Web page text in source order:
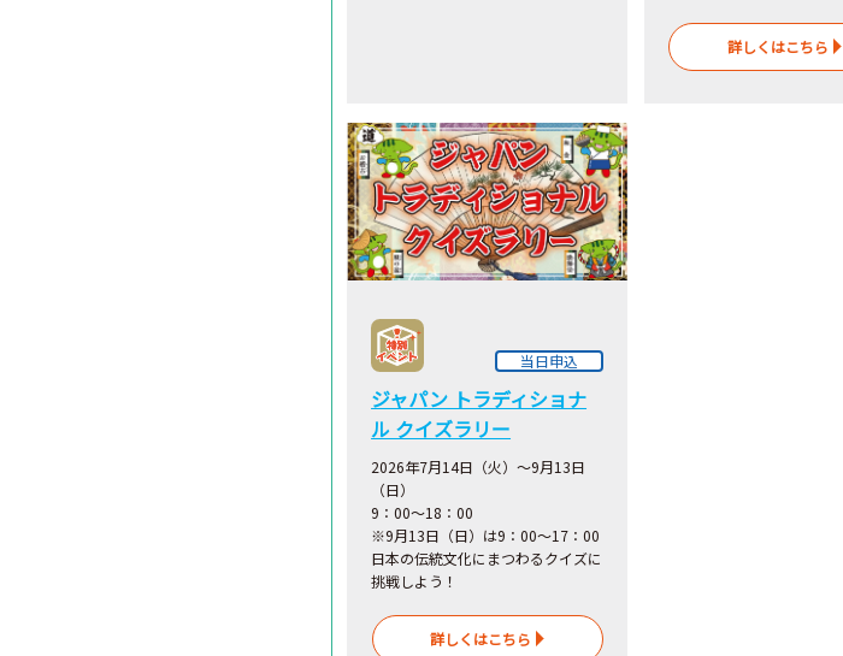
詳しくはこちら
当日申込
ジャパン トラディショナ
ル クイズラリー
2026年7月14日（火）～9月13日
（日）
9：00～18：00
※9月13日（日）は9：00～17：00
日本の伝統文化にまつわるクイズに
挑戦しよう！
詳しくはこちら